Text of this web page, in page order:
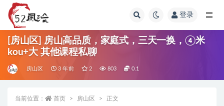
登录
[房山区] 房山高品质，家庭式，三天一换，④米
kou+大 其他课程私聊
房山区 3 年前 2 803 0.1
当前位置： 首页 房山区 正文